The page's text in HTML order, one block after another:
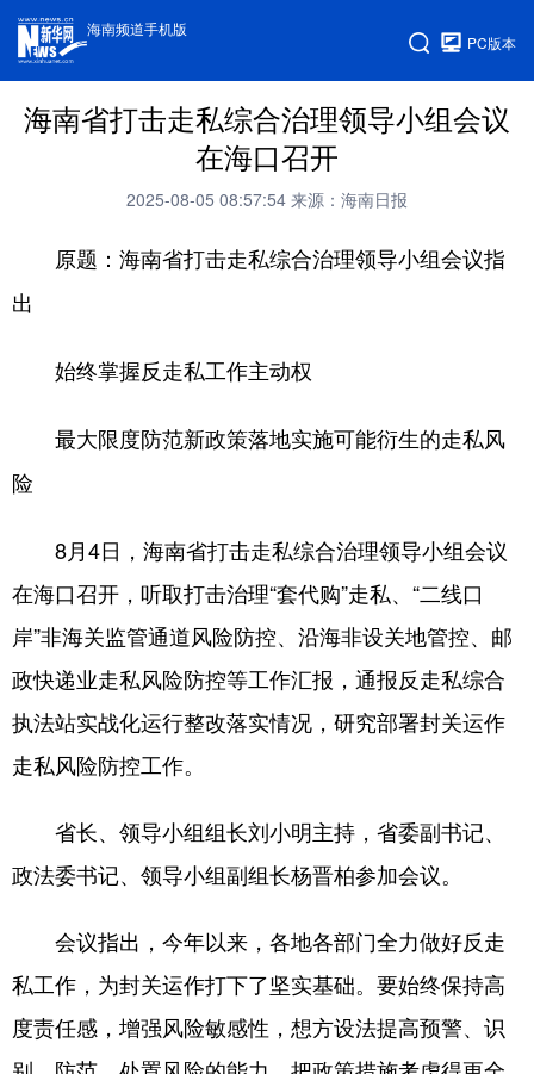
海南频道手机版
PC版本
海南省打击走私综合治理领导小组会议
在海口召开
2025-08-05 08:57:54 来源：海南日报
原题：海南省打击走私综合治理领导小组会议指
出
始终掌握反走私工作主动权
最大限度防范新政策落地实施可能衍生的走私风
险
8月4日，海南省打击走私综合治理领导小组会议
在海口召开，听取打击治理“套代购”走私、“二线口
岸”非海关监管通道风险防控、沿海非设关地管控、邮
政快递业走私风险防控等工作汇报，通报反走私综合
执法站实战化运行整改落实情况，研究部署封关运作
走私风险防控工作。
省长、领导小组组长刘小明主持，省委副书记、
政法委书记、领导小组副组长杨晋柏参加会议。
会议指出，今年以来，各地各部门全力做好反走
私工作，为封关运作打下了坚实基础。要始终保持高
度责任感，增强风险敏感性，想方设法提高预警、识